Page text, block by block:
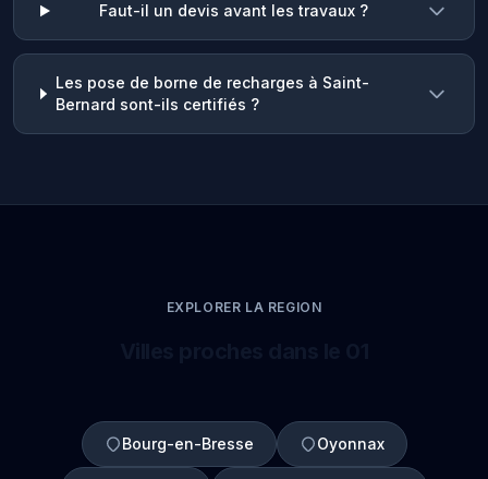
Faut-il un devis avant les travaux ?
Les pose de borne de recharges à Saint-
Bernard sont-ils certifiés ?
EXPLORER LA REGION
Bourg-en-Bresse Oyonnax